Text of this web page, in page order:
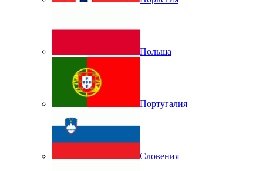
Польша
Португалия
Словения